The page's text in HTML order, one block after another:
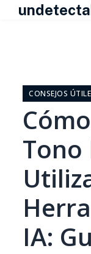
contenido
CONSEJOS
Tono
IA: